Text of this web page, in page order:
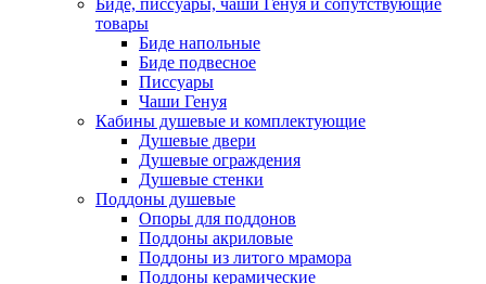
Биде, писсуары, чаши Генуя и сопутствующие
товары
Биде напольные
Биде подвесное
Писсуары
Чаши Генуя
Кабины душевые и комплектующие
Душевые двери
Душевые ограждения
Душевые стенки
Поддоны душевые
Опоры для поддонов
Поддоны акриловые
Поддоны из литого мрамора
Поддоны керамические